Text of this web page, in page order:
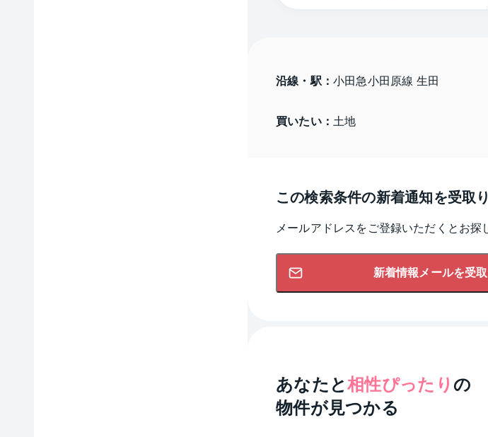
沿線・駅： 小田急小田原線 生田
買いたい： 土地
この検索条件の新着通知を受取
メールアドレスをご登録いただくとお
新着情報メールを受
あなたと相性ぴったり の
物件が見つかる